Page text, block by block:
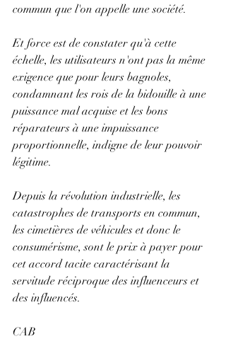
commun que l'on appelle une société.
Et force est de constater qu'à cette
échelle, les utilisateurs n'ont pas la même
exigence que pour leurs bagnoles,
condamnant les rois de la bidouille à une
puissance mal acquise et les bons
réparateurs à une impuissance
proportionnelle, indigne de leur pouvoir
légitime.
Depuis la révolution industrielle, les
catastrophes de transports en commun,
les cimetières de véhicules et donc le
consumérisme, sont le prix à payer pour
cet accord tacite caractérisant la
servitude réciproque des influenceurs et
des influencés.
CAB